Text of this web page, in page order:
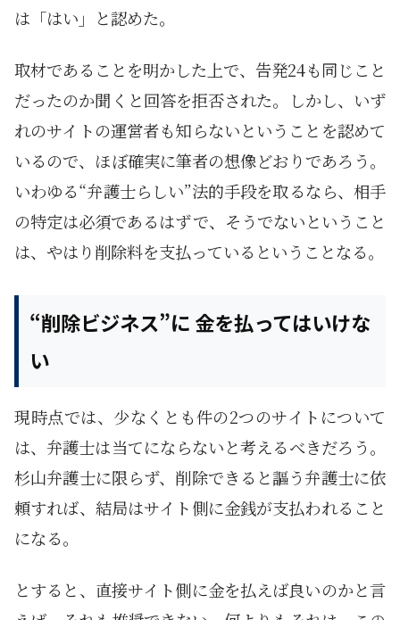
は「はい」と認めた。
取材であることを明かした上で、告発24も同じこと
だったのか聞くと回答を拒否された。しかし、いず
れのサイトの運営者も知らないということを認めて
いるので、ほぼ確実に筆者の想像どおりであろう。
いわゆる“弁護士らしい”法的手段を取るなら、相手
の特定は必須であるはずで、そうでないということ
は、やはり削除料を支払っているということなる。
“削除ビジネス”に 金を払ってはいけな
い
現時点では、少なくとも件の2つのサイトについて
は、弁護士は当てにならないと考えるべきだろう。
杉山弁護士に限らず、削除できると謳う弁護士に依
頼すれば、結局はサイト側に金銭が支払われること
になる。
とすると、直接サイト側に金を払えば良いのかと言